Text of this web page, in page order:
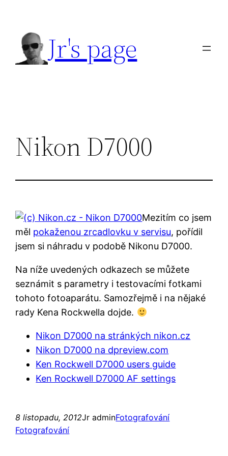
obsah
Jr's page
Nikon D7000
Mezitím co jsem
měl pokaženou zrcadlovku v servisu, pořídil
jsem si náhradu v podobě Nikonu D7000.
Na níže uvedených odkazech se můžete
seznámit s parametry i testovacími fotkami
tohoto fotoaparátu. Samozřejmě i na nějaké
rady Kena Rockwella dojde.
Nikon D7000 na stránkých nikon.cz
Nikon D7000 na dpreview.com
Ken Rockwell D7000 users guide
Ken Rockwell D7000 AF settings
8 listopadu, 2012Jr adminFotografování
Fotografování